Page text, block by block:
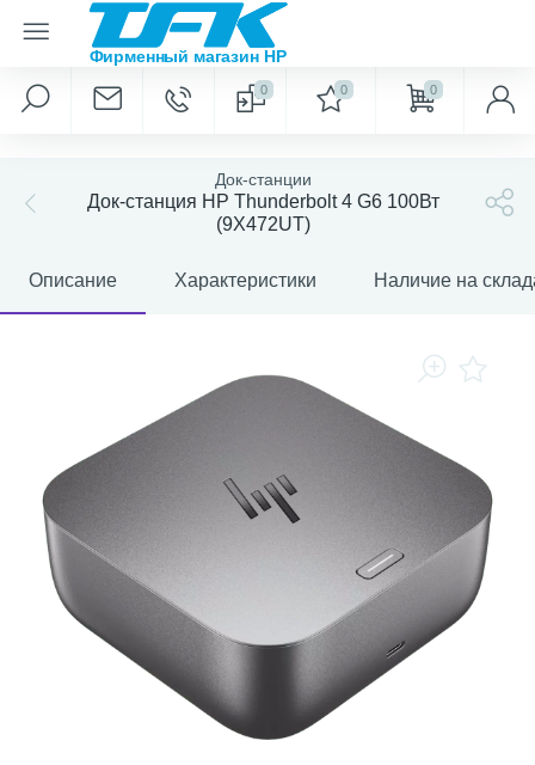
0 0 0
Док-станции
Док-станция HP Thunderbolt 4 G6 100Вт
(9X472UT)
Описание Характеристики Наличие на